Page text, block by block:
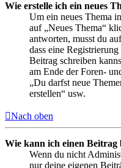
Wie erstelle ich ein neues
Um ein neues Thema
auf „Neues Thema“
antworten, musst du
dass eine
Beitrag schreiben
am Ende der Foren-
„Du darfst neue
erstellen“ usw.
Nach oben
Wie kann ich einen Beitrag
Wenn du nicht
nur deine eigenen